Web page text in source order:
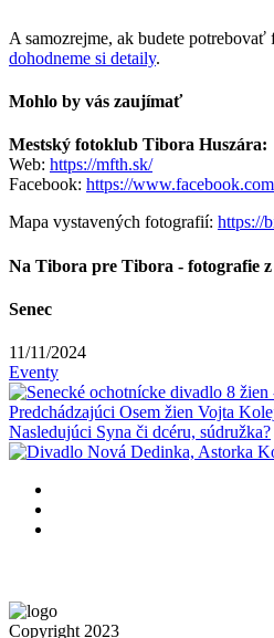
A samozrejme, ak budete potrebovať
dohodneme si detaily.
Mohlo by vás zaujímať
Mestský fotoklub Tibora Huszára:
Web: https://mfth.sk/
Facebook: https://
Mapa vystavených fotografií: https://
Na Tibora pre Tibora - fotografie z
Senec
11/11/2024
Eventy
Predchádzajúci Osem žien Vojta
Nasledujúci Syna či dcéru, súdružka?
Copyright 2023